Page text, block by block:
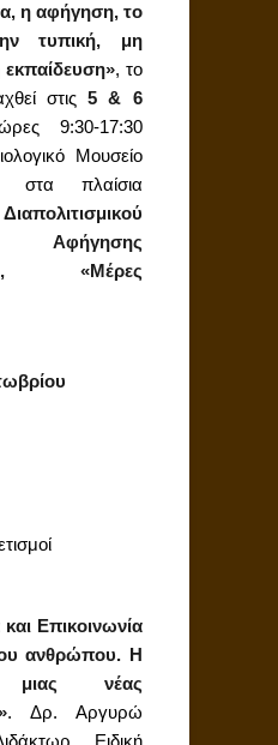
η αφήγηση, το
τυπική, μη
, το
στις 5 & 6
9:30-17:30
Μουσείο
στα πλαίσια
Αφήγησης
«Μέρες
Επικοινωνία
ανθρώπου. Η
μιας νέας
. Δρ. Αργυρώ
Ειδική